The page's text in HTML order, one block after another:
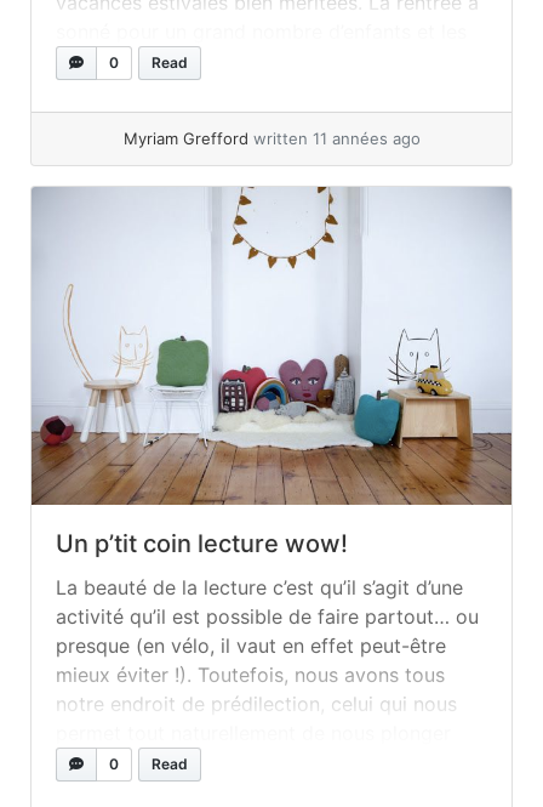
cahiers et les feuilles de devoirs et leçons ont
comptoirs et... »read more
0 Read
Myriam Grefford written 11 années ago
Un p’tit coin lecture wow!
La beauté de la lecture c’est qu’il s’agit d’une
activité qu’il est possible de faire partout… ou
presque (en vélo, il vaut en effet peut-être
mieux éviter !). Toutefois, nous avons tous
notre endroit de prédilection, celui qui nous
dans ce livre tant attendu : sous le plus gros...
0 Read